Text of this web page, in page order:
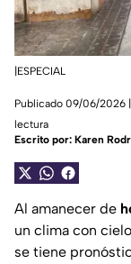
|ESPECIAL
Publicado 09/06/2026
lectura
Escrito por: Karen
Al amanecer de
un clima con
se tiene